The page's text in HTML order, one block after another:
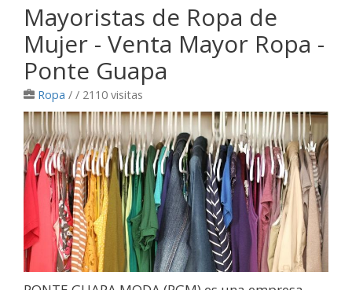
Mayoristas de Ropa de
Mujer - Venta Mayor Ropa -
Ponte Guapa
Ropa / / 2110 visitas